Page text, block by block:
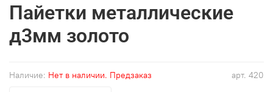
арт. 420
Наличие: Нет в наличии. Предзаказ
Пайетки металлические
д3мм золото